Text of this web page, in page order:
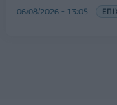
06/08/2026 - 13:05